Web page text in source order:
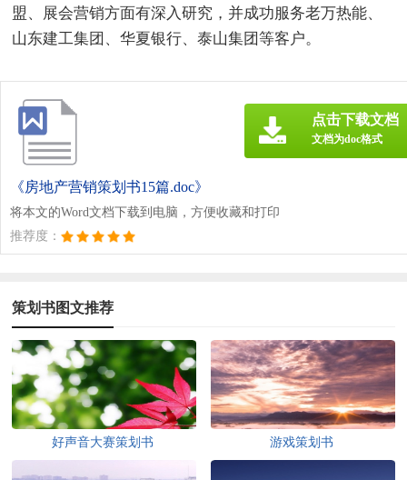
盟、展会营销方面有深入研究，并成功服务老万热能、
山东建工集团、华夏银行、泰山集团等客户。
《房地产营销策划书15篇.doc》
将本文的Word文档下载到电脑，方便收藏和打印
推荐度：
点击下载文档
文档为doc格式
策划书图文推荐
好声音大赛策划书 游戏策划书